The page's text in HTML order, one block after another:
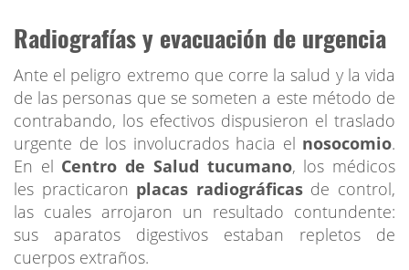
Radiografías y evacuación de urgencia
Ante el peligro extremo que corre la salud y la vida
de las personas que se someten a este método de
contrabando, los efectivos dispusieron el traslado
urgente de los involucrados hacia el nosocomio.
En el Centro de Salud tucumano, los médicos
les practicaron placas radiográficasde control,
las cuales arrojaron un resultado contundente:
sus aparatos digestivos estaban repletos de
cuerpos extraños.